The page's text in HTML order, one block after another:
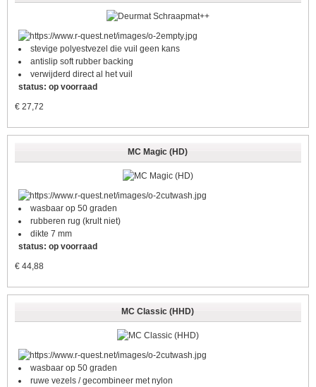
stevige polyestvezel die vuil geen kans
antislip soft rubber backing
verwijderd direct al het vuil
status: op voorraad
€ 27,72
MC Magic (HD)
wasbaar op 50 graden
rubberen rug (krult niet)
dikte 7 mm
status: op voorraad
€ 44,88
MC Classic (HHD)
wasbaar op 50 graden
ruwe vezels / gecombineer met nylon